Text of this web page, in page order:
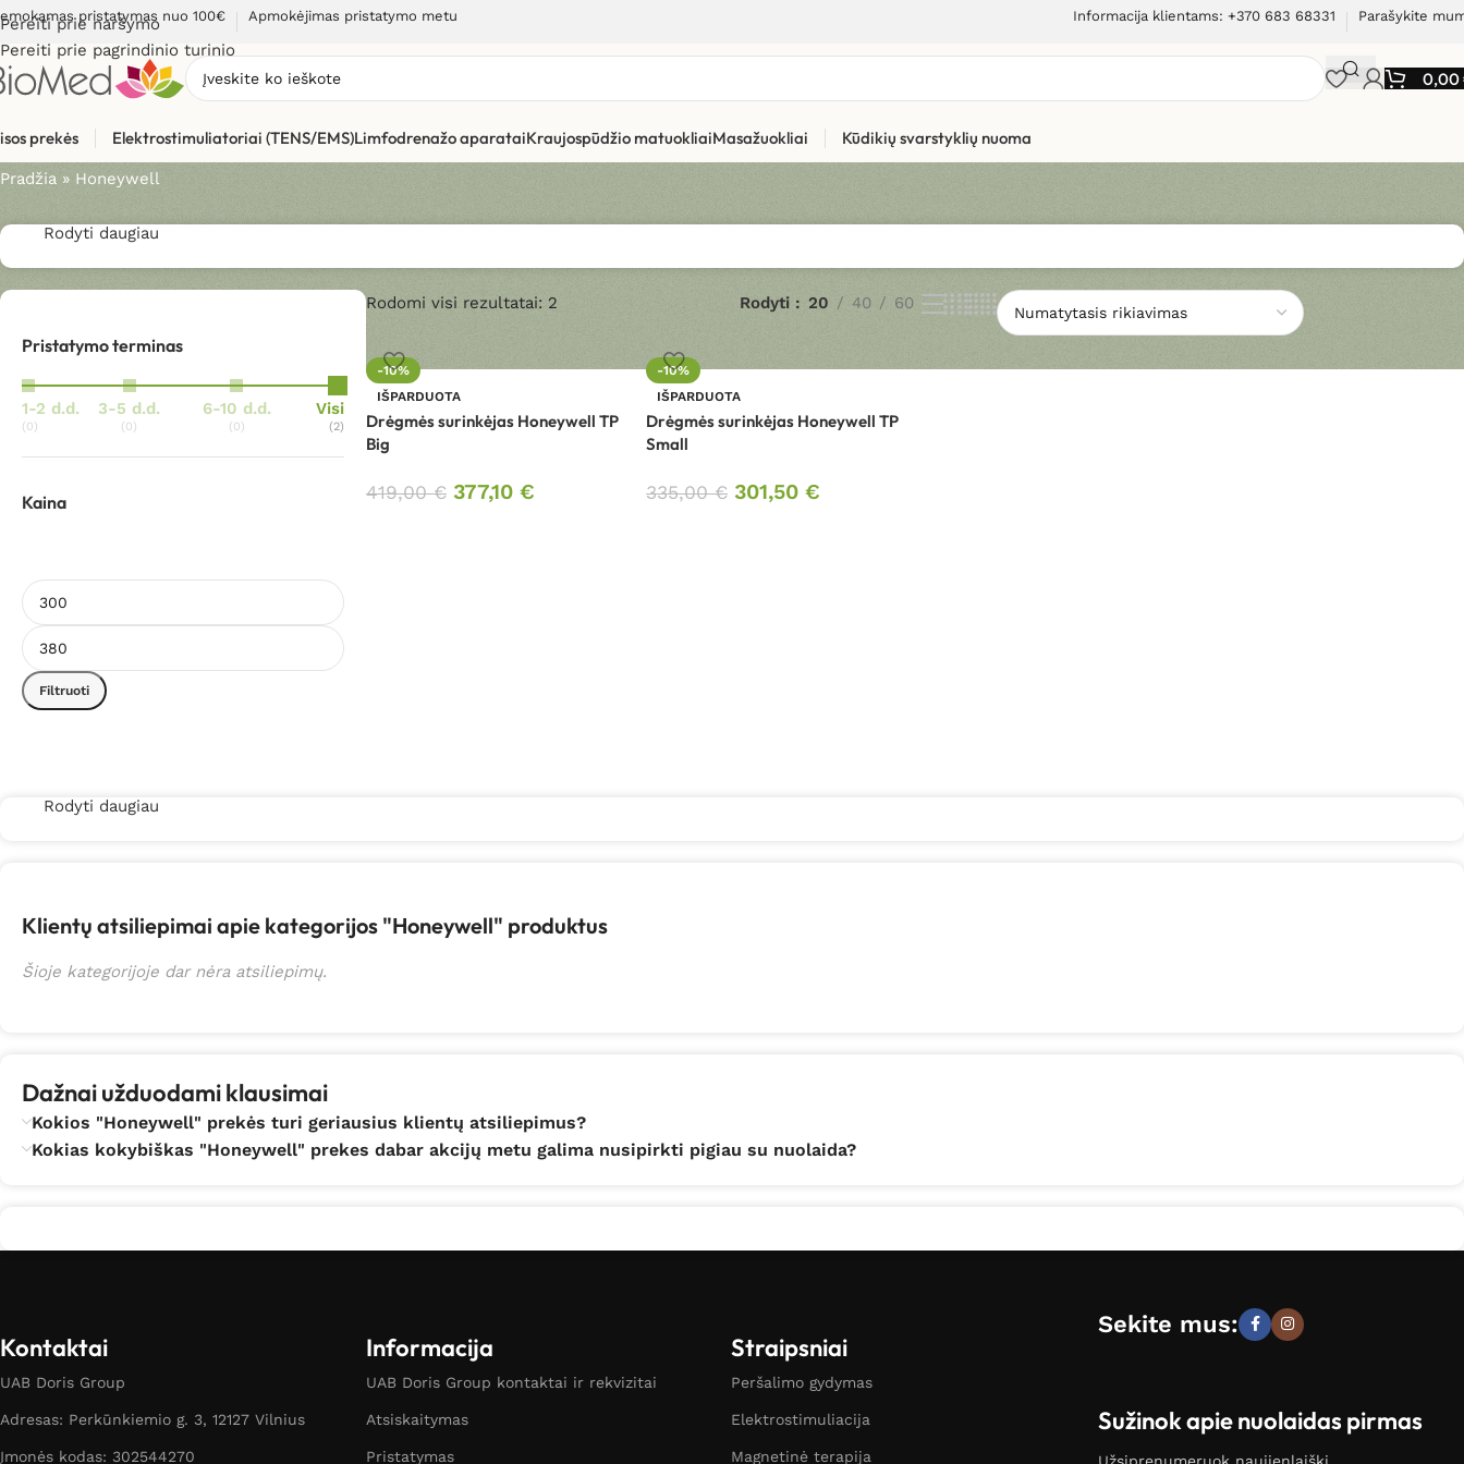
Pereiti prie naršymo
Pereiti prie pagrindinio turinio
pristatymas nuo 100€ Apmokėjimas pristatymo metu Informacija klientams: +370 683 68331 Parašykite
0,00
prekės Elektrostimuliatoriai (TENS/EMS)Limfodrenažo aparataiKraujospūdžio matuokliaiMasažuokliai Kūdikių svarstyklių nuoma
Honeywell
Pradžia » Honeywell
Rodyti daugiau
Pristatymo terminas
1-2 d.d.
(0)
3-5 d.d.
(0)
6-10 d.d.
(0)
Visi
(2)
Kaina
Filtruoti
Rodomi visi rezultatai: 2 Rodyti 20 40 60
-10%
IŠPARDUOTA
Drėgmės surinkėjas Honeywell TP
Big
419,00€ 377,10 €
-10%
IŠPARDUOTA
Drėgmės surinkėjas Honeywell TP
Small
335,00€ 301,50 €
Rodyti daugiau
Klientų atsiliepimai apie kategorijos "Honeywell" produktus
Šioje kategorijoje dar nėra atsiliepimų.
Dažnai užduodami klausimai
Kokios "Honeywell" prekės turi geriausius klientų atsiliepimus?
Kokias kokybiškas "Honeywell" prekes dabar akcijų metu galima nusipirkti pigiau su nuolaida?
Kontaktai
UAB Doris Group
Adresas: Perkūnkiemio g. 3, 12127 Vilnius
Įmonės kodas: 302544270
Informacija
UAB Doris Group kontaktai ir rekvizitai
Atsiskaitymas
Pristatymas
Straipsniai
Peršalimo gydymas
Elektrostimuliacija
Magnetinė terapija
Sekite mus:
Sužinok apie nuolaidas pirmas